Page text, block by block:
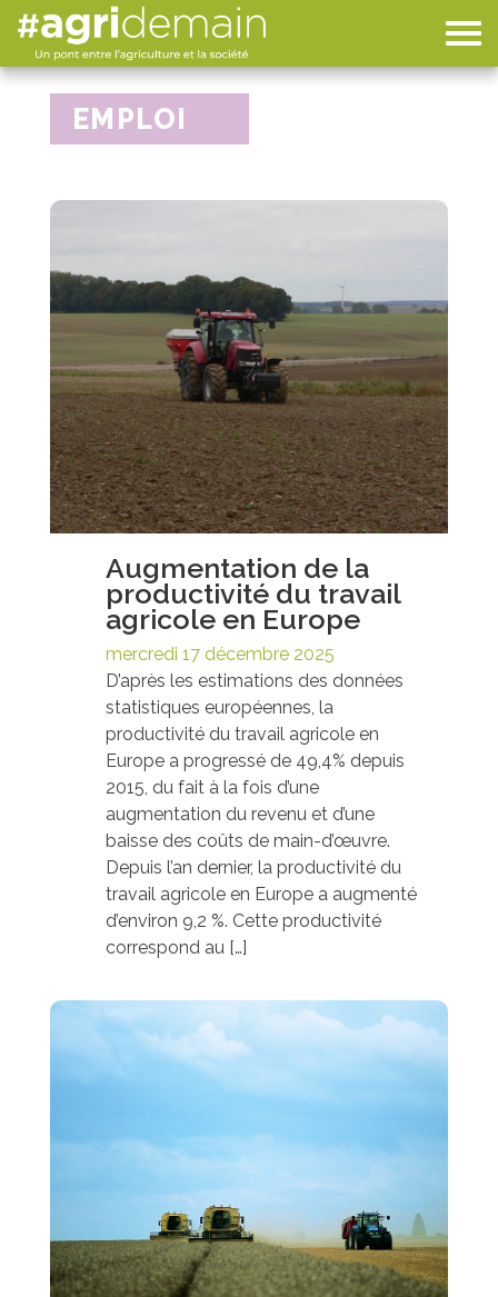
EMPLOI
Augmentation de la
productivité du travail
agricole en Europe
mercredi 17 décembre 2025
D’après les estimations des données
statistiques européennes, la
productivité du travail agricole en
Europe a progressé de 49,4% depuis
2015, du fait à la fois d’une
augmentation du revenu et d’une
baisse des coûts de main-d’œuvre.
Depuis l’an dernier, la productivité du
travail agricole en Europe a augmenté
d’environ 9,2 %. Cette productivité
correspond au […]